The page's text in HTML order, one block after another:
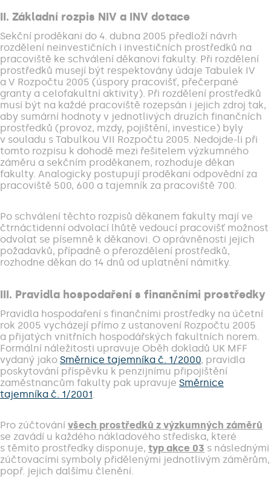
II. Základní rozpis NIV a INV dotace
Sekční proděkani do 4. dubna 2005 předloží návrh
rozdělení neinvestičních i investičních prostředků na
pracoviště ke schválení děkanovi fakulty. Při rozdělení
prostředků musejí být respektovány údaje Tabulek IV
a V Rozpočtu 2005 (úspory pracovišť, přečerpané
granty a celofakultní aktivity). Při rozdělení prostředků
musí být na každé pracoviště rozepsán i jejich zdroj tak,
aby sumární hodnoty v jednotlivých druzích finančních
prostředků (provoz, mzdy, pojištění, investice) byly
v souladu s Tabulkou VII Rozpočtu 2005. Nedojde-li při
tomto rozpisu k dohodě mezi řešitelem výzkumného
záměru a sekčním proděkanem, rozhoduje děkan
fakulty. Analogicky postupují proděkani odpovědní za
pracoviště 500, 600 a tajemník za pracoviště 700.
Po schválení těchto rozpisů děkanem fakulty mají ve
čtrnáctidenní odvolací lhůtě vedoucí pracovišť možnost
odvolat se písemně k děkanovi. O oprávněnosti jejich
požadavků, případně o přerozdělení prostředků,
rozhodne děkan do 14 dnů od uplatnění námitky.
III. Pravidla hospodaření s finančními prostředky
Pravidla hospodaření s finančními prostředky na účetní
rok 2005 vycházejí přímo z ustanovení Rozpočtu 2005
a přijatých vnitřních hospodářských fakultních norem.
Formální náležitosti upravuje Oběh dokladů UK MFF
vydaný jako Směrnice tajemníka č. 1/2000, pravidla
poskytování příspěvku k penzijnímu připojištění
zaměstnancům fakulty pak upravuje Směrnice
tajemníka č. 1/2001.
Pro zúčtování všech prostředků z výzkumných záměrů
se zavádí u každého nákladového střediska, které
s těmito prostředky disponuje, typ akce 03 s následnými
zúčtovacími symboly přidělenými jednotlivým záměrům,
popř. jejich dalšímu členění.